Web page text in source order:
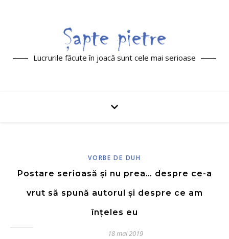
Lucrurile făcute în joacă sunt cele mai serioase
VORBE DE DUH
Postare serioasă și nu prea… despre ce-a
vrut să spună autorul și despre ce am
înțeles eu
18 mai 2019